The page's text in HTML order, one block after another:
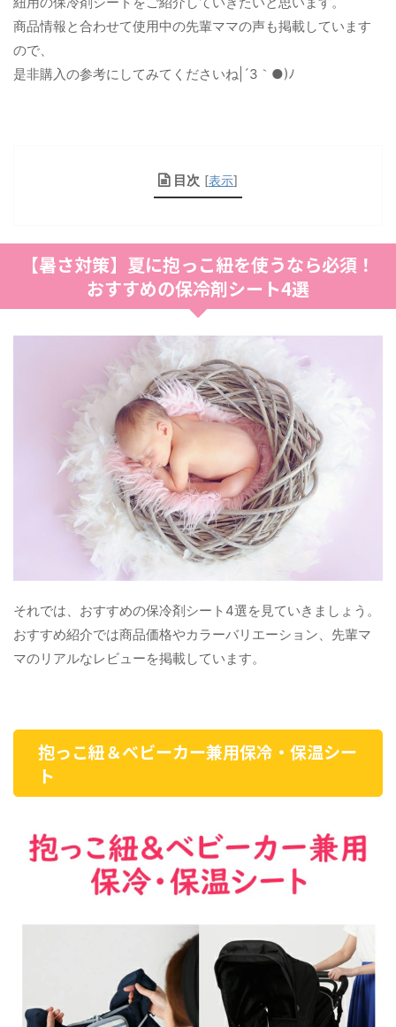
商品情報と合わせて使用中の先輩ママの声も掲載しています
ので、
是非購入の参考にしてみてくださいね|´З｀●)ﾉ
目次 [表示]
【暑さ対策】夏に抱っこ紐を使うなら必須！
おすすめの保冷剤シート4選
それでは、おすすめの保冷剤シート4選を見ていきましょう。
おすすめ紹介では商品価格やカラーバリエーション、先輩マ
マのリアルなレビューを掲載しています。
抱っこ紐＆ベビーカー兼用保冷・保温シー
ト